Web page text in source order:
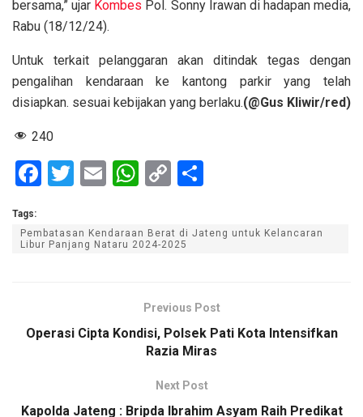
bersama,” ujar Kombes Pol. Sonny Irawan di hadapan media,
Rabu (18/12/24).
Untuk terkait pelanggaran akan ditindak tegas dengan
pengalihan kendaraan ke kantong parkir yang telah
disiapkan. sesuai kebijakan yang berlaku.(@Gus Kliwir/red)
240
F
ce
b
k
T
tt
er
E
ail
W
at
s
p
p
C
py
Li
k
ar
Tags:
Pembatasan Kendaraan Berat di Jateng untuk Kelancaran
Libur Panjang Nataru 2024-2025
Previous Post
Operasi Cipta Kondisi, Polsek Pati Kota Intensifkan
Razia Miras
Next Post
Kapolda Jateng : Bripda Ibrahim Asyam Raih Predikat